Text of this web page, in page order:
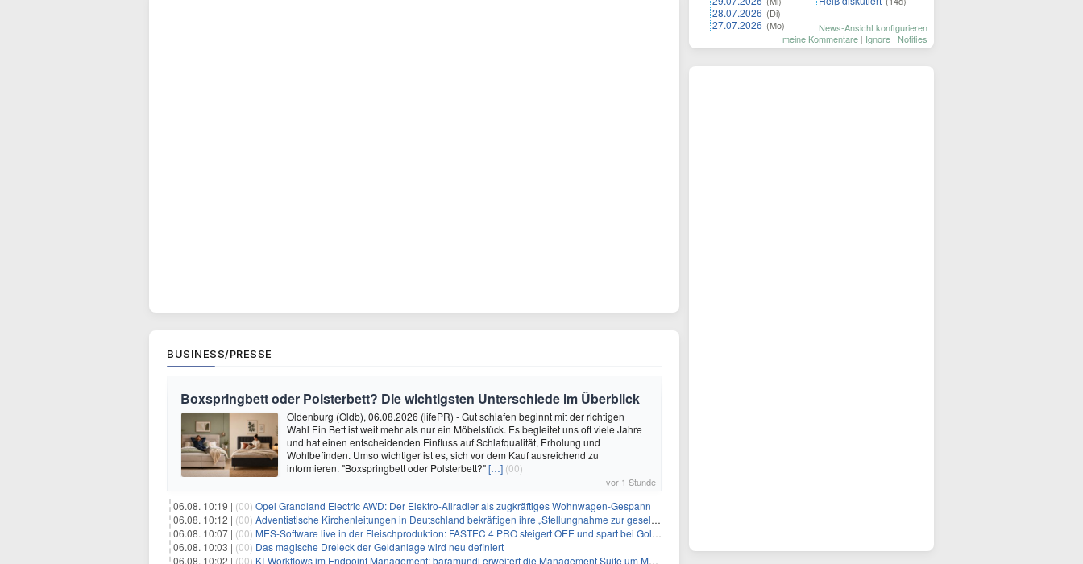
BUSINESS/PRESSE
Boxspringbett oder Polsterbett? Die wichtigsten Unterschiede im Überblick
Oldenburg (Oldb), 06.08.2026 (lifePR) - Gut schlafen beginnt mit der richtigen
Wahl Ein Bett ist weit mehr als nur ein Möbelstück. Es begleitet uns oft viele Jahre
und hat einen entscheidenden Einfluss auf Schlafqualität, Erholung und
Wohlbefinden. Umso wichtiger ist es, sich vor dem Kauf ausreichend zu
informieren. "Boxspringbett oder Polsterbett?"[…] (00)
vor 1 Stunde
06.08. 10:19 | (00) Opel Grandland Electric AWD: Der Elektro-Allradler als zugkräftiges Wohnwagen-Gespann
06.08. 10:12 | (00) Adventistische Kirchenleitungen in Deutschland bekräftigen ihre „Stellungnahme zur gesellschaftlichen Situation“
06.08. 10:07 | (00) MES-Software live in der Fleischproduktion: FASTEC 4 PRO steigert OEE und spart bei Goldschmaus zwei Schichten pro Woche
06.08. 10:03 | (00) Das magische Dreieck der Geldanlage wird neu definiert
06.08. 10:02 | (00) KI-Workflows im Endpoint Management: baramundi erweitert die Management Suite um MCP-Server und n8n-Integration
28.07.2026 (Di)
27.07.2026 (Mo)
News-Ansicht konfigurieren
meine Kommentare | Ignore | Notifies